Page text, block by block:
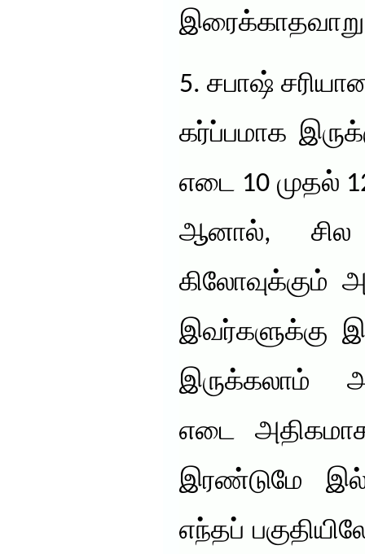
5. சபாஷ்
கர்ப்பமாக
எடை 10 முதல்
ஆனால், சில
கிலோவுக்கும்
இவர்களுக்கு
இருக்கலாம்
எடை
இரண்டுமே
எந்தப்